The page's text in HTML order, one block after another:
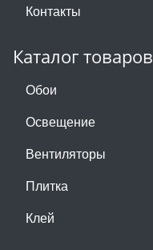
Контакты
Каталог товаров
Обои
Освещение
Вентиляторы
Плитка
Клей